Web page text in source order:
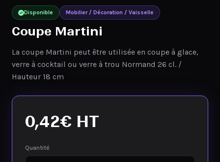
Disponible Mobilier / Décoration / Vaisselle
Coupe Martini
La coupe Martini peut être utilisée en coupe à glace,
verre à cocktail ou verre à trou Normand 26 cl. /
Hauteur 18 cm
0,42€ HT
Quantité